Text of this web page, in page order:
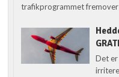
trafikprogrammet fremover
Det